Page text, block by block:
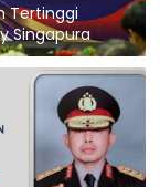
Tertinggi
Singapura